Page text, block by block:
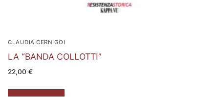
CLAUDIA CERNIGOI
LA “BANDA COLLOTTI”
22,00 €